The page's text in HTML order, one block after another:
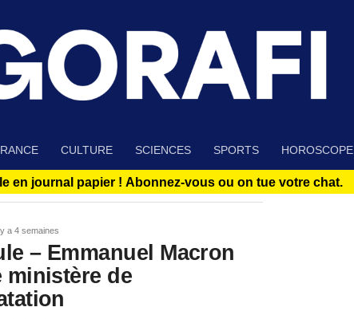
CULTURE SCIENCES SPORTS HOROSCOPE
en journal papier ! Abonnez-vous ou on tue votre chat.
y a 4 semaines
– Emmanuel Macron
ministère de